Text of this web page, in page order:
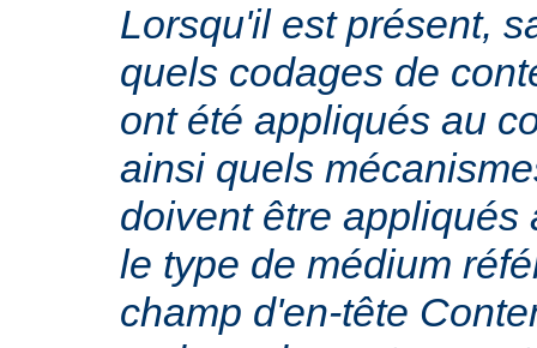
Lorsqu'il est présent,
quels codages de
ont été appliqués au
ainsi quels
doivent être appliqués
le type de médium
champ d'en-tête